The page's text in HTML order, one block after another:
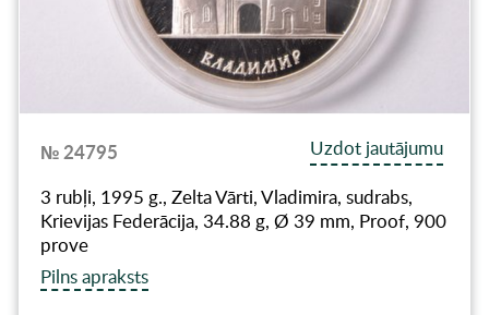
№ 24795
Uzdot jautājumu
3 rubļi, 1995 g., Zelta Vārti, Vladimira, sudrabs,
Krievijas Federācija, 34.88 g, Ø 39 mm, Proof, 900
prove
Pilns apraksts